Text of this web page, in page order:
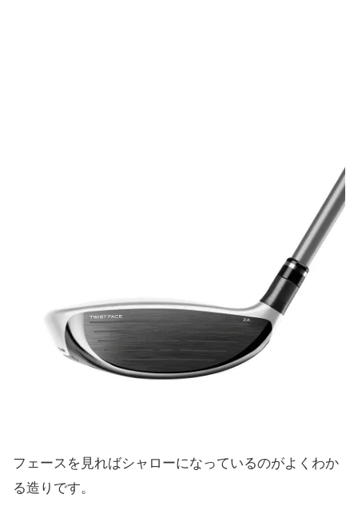
フェースを見ればシャローになっているのがよくわか
る造りです。